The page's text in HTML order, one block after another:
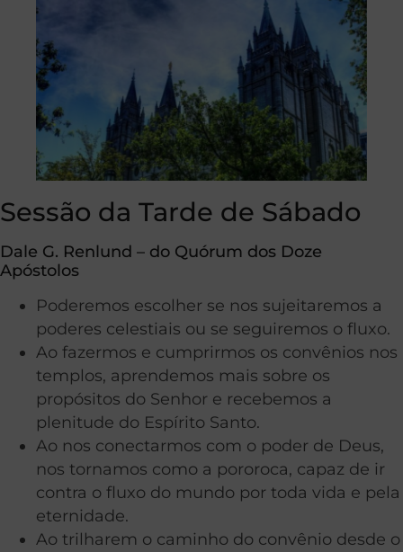
Sessão da Tarde de Sábado
Dale G. Renlund – do Quórum dos Doze
Apóstolos
Poderemos escolher se nos sujeitaremos a
poderes celestiais ou se seguiremos o fluxo.
Ao fazermos e cumprirmos os convênios nos
templos, aprendemos mais sobre os
propósitos do Senhor e recebemos a
plenitude do Espírito Santo.
Ao nos conectarmos com o poder de Deus,
nos tornamos como a pororoca, capaz de ir
contra o fluxo do mundo por toda vida e pela
eternidade.
Ao trilharem o caminho do convênio desde o